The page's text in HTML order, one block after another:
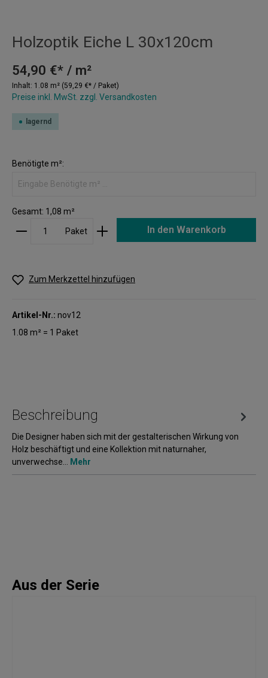
Holzoptik Eiche L 30x120cm
54,90 €* / m²
Inhalt: 1.08 m² (59,29 €* / Paket)
Preise inkl. MwSt. zzgl. Versandkosten
lagernd
Benötigte m²:
Gesamt: 1,08 m²
Paket In den Warenkorb
Zum Merkzettel hinzufügen
Artikel-Nr.: nov12
1.08 m² = 1 Paket
Beschreibung
Die Designer haben sich mit der gestalterischen Wirkung von
Holz beschäftigt und eine Kollektion mit naturnaher,
unverwechse… Mehr
Aus der Serie